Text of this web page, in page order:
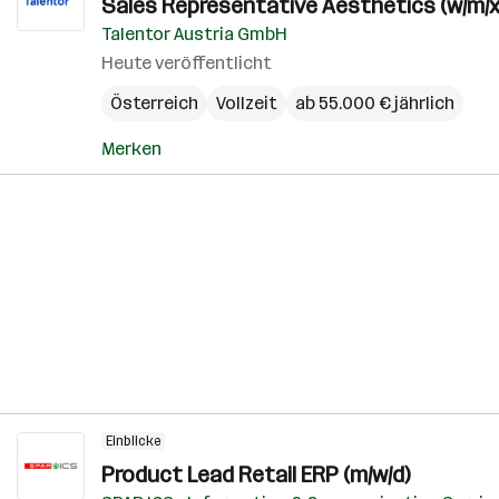
Sales Representative Aesthetics (w/m/
Talentor Austria GmbH
Heute veröffentlicht
Österreich
Vollzeit ab 55.000 € jährlich
Merken
Einblicke
Product Lead Retail ERP (m/w/d)